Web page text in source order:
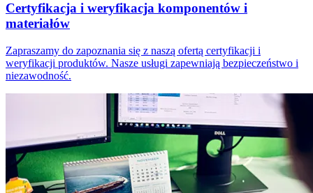
Certyfikacja i weryfikacja komponentów i
materiałów
Zapraszamy do zapoznania się z naszą ofertą certyfikacji i
weryfikacji produktów. Nasze usługi zapewniają bezpieczeństwo i
niezawodność.